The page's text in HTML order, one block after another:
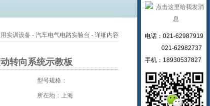
实训设备 - 汽车电气电路实验台 - 详细内容
转向系统示教板
型号规格：
所在地：上海
电话：021-62987919
021-62982737
手机：18930537827